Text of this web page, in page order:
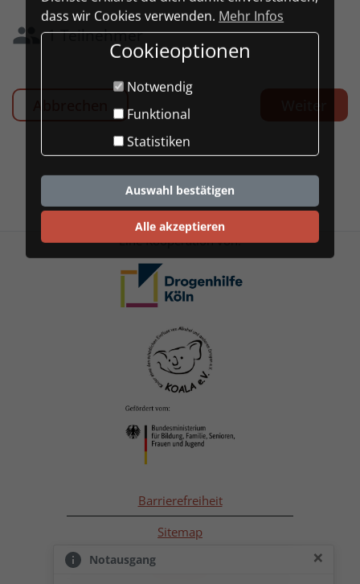
dass wir Cookies verwenden. Mehr Infos
Cookieoptionen
Notwendig
Funktional
Statistiken
Auswahl bestätigen
Alle akzeptieren
Notausgang ×
group 1 Teilnehmer
Eine Kooperation von:
Barrierefreiheit
Sitemap
Impressum